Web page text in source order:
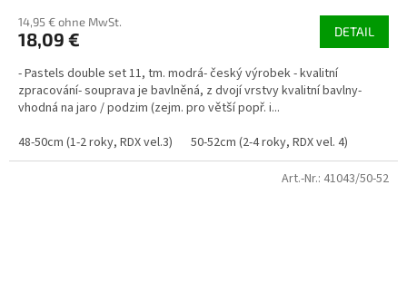
14,95 € ohne MwSt.
18,09 € DETAIL
- Pastels double set 11, tm. modrá- český výrobek - kvalitní
zpracování- souprava je bavlněná, z dvojí vrstvy kvalitní bavlny-
vhodná na jaro / podzim (zejm. pro větší popř. i...
48-50cm (1-2 roky, RDX vel.3)
50-52cm (2-4 roky, RDX vel. 4)
Art.-Nr.: 41043/50-52